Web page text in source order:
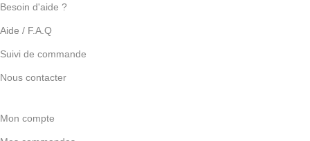
Besoin d'aide ?
Aide / F.A.Q
Suivi de commande
Nous contacter
Mon compte